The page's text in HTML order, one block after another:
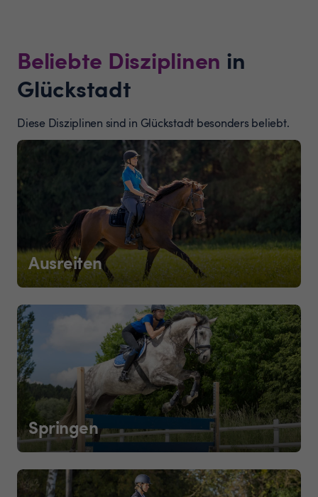
Beliebte Disziplinen in
Glückstadt
Diese Disziplinen sind in Glückstadt besonders beliebt.
Ausreiten
Springen